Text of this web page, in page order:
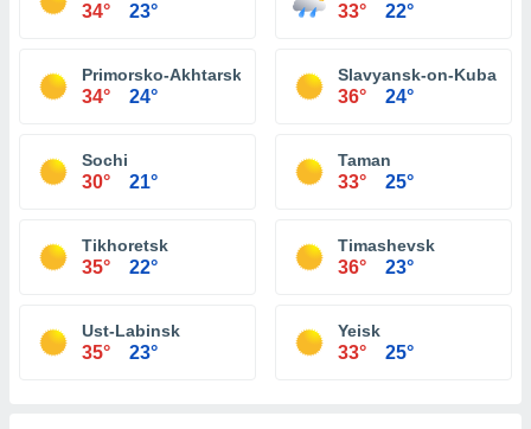
34° 23° 33° 22°
Primorsko-Akhtarsk
34° 24°
Slavyansk-on-Kuban
36° 24°
Sochi
30° 21°
Taman
33° 25°
Tikhoretsk
35° 22°
Timashevsk
36° 23°
Ust-Labinsk
35° 23°
Yeisk
33° 25°